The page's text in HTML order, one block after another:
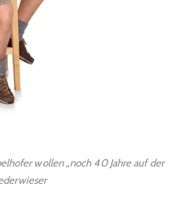
wollen „noch 40 Jahre auf der